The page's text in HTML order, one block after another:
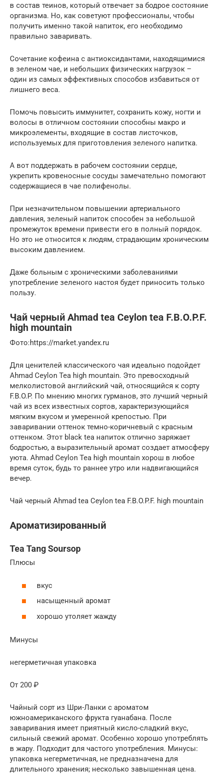
в состав теинов, который отвечает за бодрое состояние
организма. Но, как советуют профессионалы, чтобы
получить именно такой напиток, его необходимо
правильно заваривать.
Сочетание кофеина с антиоксидантами, находящимися
в зеленом чае, и небольших физических нагрузок –
один из самых эффективных способов избавиться от
лишнего веса.
Помочь повысить иммунитет, сохранить кожу, ногти и
волосы в отличном состоянии способны макро и
микроэлементы, входящие в состав листочков,
используемых для приготовления зеленого напитка.
А вот поддержать в рабочем состоянии сердце,
укрепить кровеносные сосуды замечательно помогают
содержащиеся в чае полифенолы.
При незначительном повышении артериального
давления, зеленый напиток способен за небольшой
промежуток времени привести его в полный порядок.
Но это не относится к людям, страдающим хроническим
высоким давлением.
Даже больным с хроническими заболеваниями
употребление зеленого настоя будет приносить только
пользу.
Чай черный Ahmad tea Ceylon tea F.B.O.P.F.
high mountain
​Фото:https://market.yandex.ru
Для ценителей классического чая идеально подойдет
Ahmad Ceylon Tea high mountain. Это превосходный
мелколистовой английский чай, относящийся к сорту
F.B.O.P. По мнению многих гурманов, это лучший черный
чай из всех известных сортов, характеризующийся
мягким вкусом и умеренной крепостью. При
заваривании оттенок темно-коричневый с красным
оттенком. Этот black tea напиток отлично заряжает
бодростью, а выразительный аромат создает атмосферу
уюта. Ahmad Ceylon Tea high mountain хорош в любое
время суток, будь то раннее утро или надвигающийся
вечер.
Чай черный Ahmad tea Ceylon tea F.B.O.P.F. high mountain
Ароматизированный
Tea Tang Soursop
Плюсы
вкус
насыщенный аромат
хорошо утоляет жажду
Минусы
негерметичная упаковка
От 200 ₽
Чайный сорт из Шри-Ланки с ароматом
южноамериканского фрукта гуанабана. После
заваривания имеет приятный кисло-сладкий вкус,
сильный свежий аромат. Особенно хорошо употреблять
в жару. Подходит для частого употребления. Минусы:
упаковка негерметичная, не предназначена для
длительного хранения; несколько завышенная цена.